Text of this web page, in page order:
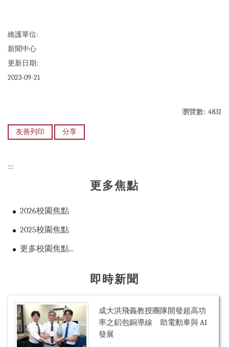
維護單位:
新聞中心
更新日期:
2023-09-21
瀏覽數: 4831
友善列印 分享
:::
更多焦點
2026校園焦點
2025校園焦點
更多校園焦點...
即時新聞
成大洪飛義教授團隊開發超高功
率之鋁包銅導線 助電動車與 AI
發展